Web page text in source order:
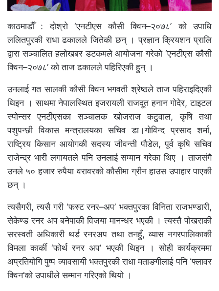
काठमाडौँ : दोश्रो ‘एनटीएस कौसी क्विन–२०७८’ को उपाधि
ललितपुरकी राधा ढकालले जितेकी छन् । प्रज्ञान क्रियशन प्रालि
द्वारा सञ्चालित हलोखबर डटकमले आयोजना गरेको ‘एनटीएस कौसी
क्विन–२०७८’ को ताज ढकालले पहिरिएकी हुन् ।
उनलाई गत सालकी कौसी क्विन भगवती श्रेष्ठले ताज पहिराइदिएकी
थिइन । साथमा नेपालस्थित इजरायली राजदूत हनान गोदेर, टाइटल
स्पोन्सर एनटीएसका सञ्चालक खोजराज कटुवाल, कृषि तथा
पशुपन्छी विकास मन्त्रालयका सचिव डा।गोविन्द प्रसाद शर्मा,
राष्ट्रिय किसान आयोगकी सदस्य जीवन्ती पौडेल, पूर्व कृषि सचिव
राजेन्द्र भारी लगायतले पनि उनलाई सम्मान गरेका थिए । ताजसंगै
उनले ५० हजार रुपैया वरावरको कौसीमा ग्रीन हाउस उपाहार पाएकी
छन् ।
त्यसैगरी, त्यसै गरी ‘फस्ट रनर–अप’ भक्तपुरका विनिता राजभण्डारी,
सेकेण्ड रनर अप बनेपाकी विजया मानन्धर भएकी । त्यस्तै पोखराकी
सरस्वती अधिकारी थर्ड रनरअप तथा तनहुँ, व्यास नगरपालिकाकी
विमला कार्की ‘फोर्थ रनर अप’ भएकी थिइन । सोही कार्यक्रममा
अप्रतियोगि पुष्प व्यावसायी भक्तपुरकी राधा मताङगीलाई पनि ‘फ्लावर
क्विन’को उपाधीले सम्मान गरिएको थियो ।